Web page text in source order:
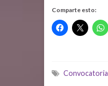
Comparte esto:
Convocatoria